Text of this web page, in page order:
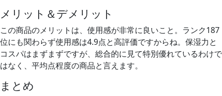
メリット＆デメリット
この商品のメリットは、使用感が非常に良いこと。ランク187
位にも関わらず使用感は4.9点と高評価ですからね。保湿力と
コスパはまずまずですが、総合的に見て特別優れているわけで
はなく、平均点程度の商品と言えます。
まとめ